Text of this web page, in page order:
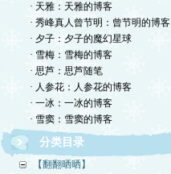
· 天雅：天雅的博客
· 秀峰真人曾节明：曾节明的博客
· 夕子：夕子的魔幻星球
· 雪梅：雪梅的博客
· 思芦：思芦随笔
· 人参花：人参花的博客
· 一冰：一冰的博客
· 雪窦：雪窦的博客
分类目录
【翻翻晒晒】